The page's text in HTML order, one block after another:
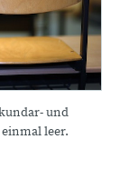
und
leer.